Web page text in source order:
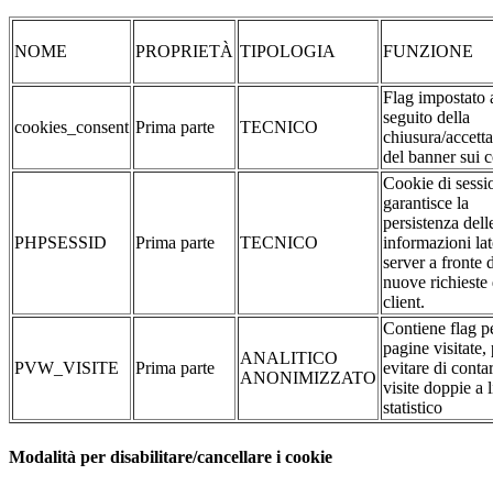
NOME PROPRIETÀ TIPOLOGIA FUNZIONE
cookies_consent Prima parte TECNICO
Flag impostato
seguito della
chiusura/
del banner sui
PHPSESSID Prima parte TECNICO
Cookie di
garantisce la
persistenza
informazioni
server a fronte
nuove richieste
client.
PVW_VISITE Prima parte
ANALITICO
ANONIMIZZATO
Contiene flag
pagine visitate,
evitare di
visite doppie a
statistico
Modalità per disabilitare/cancellare i cookie